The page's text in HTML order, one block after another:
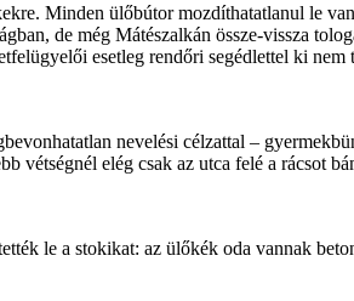
Minden ülőbútor mozdíthatatlanul le
de még Mátészalkán össze-vissza
esetleg rendőri segédlettel ki
nevelési célzattal –
vétségnél elég csak az utca felé a rácsot
le a stokikat: az ülőkék oda vannak